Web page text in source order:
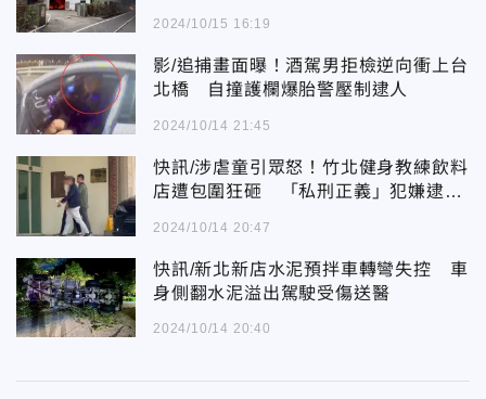
2024/10/15 16:19
影/追捕畫面曝！酒駕男拒檢逆向衝上台
北橋 自撞護欄爆胎警壓制逮人
2024/10/14 21:45
快訊/涉虐童引眾怒！竹北健身教練飲料
店遭包圍狂砸 「私刑正義」犯嫌逮到
2024/10/14 20:47
快訊/新北新店水泥預拌車轉彎失控 車
身側翻水泥溢出駕駛受傷送醫
2024/10/14 20:40